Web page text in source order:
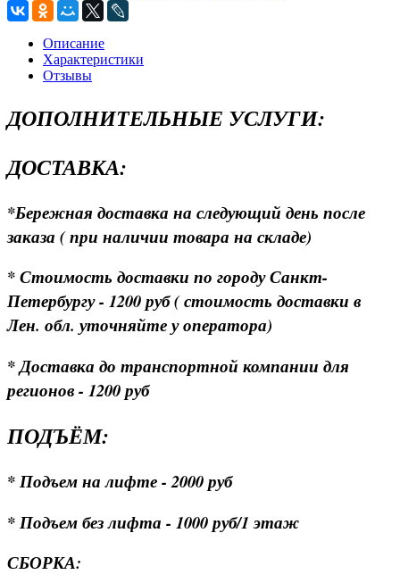
Описание
Характеристики
Отзывы
ДОПОЛНИТЕЛЬНЫЕ УСЛУГИ:
ДОСТАВКА:
*Бережная доставка на следующий день после
заказа ( при наличии товара на складе)
* Стоимость доставки по городу Санкт-
Петербургу - 1200 руб ( стоимость доставки в
Лен. обл. уточняйте у оператора)
* Доставка до транспортной компании для
регионов - 1200 руб
ПОДЪЁМ:
* Подъем на лифте - 2000 руб
* Подъем без лифта - 1000 руб/1 этаж
СБОРКА: